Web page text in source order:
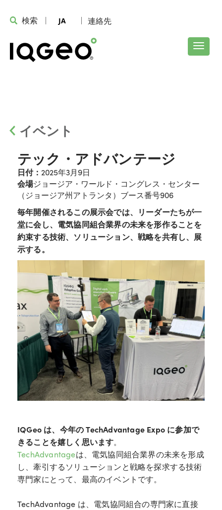
検索 JA 連絡先
イベント
テック・アドバンテージ
日付： 2025年3月9日
会場ジョージア・ワールド・コングレス・センター
（ジョージア州アトランタ）ブース番号906
毎年開催されるこの展示会では、リーダーたちが一
堂に会し、電気協同組合業界の未来を形作ることを
約束する技術、ソリューション、戦略を共有し、展
示する。
IQGeo は、今年の TechAdvantage Expo に参加で
きることを嬉しく思います。
TechAdvantageは、電気協同組合業界の未来を形成
し、牽引するソリューションと戦略を探求する技術
専門家にとって、最高のイベントです。
TechAdvantage は、電気協同組合の専門家に直接